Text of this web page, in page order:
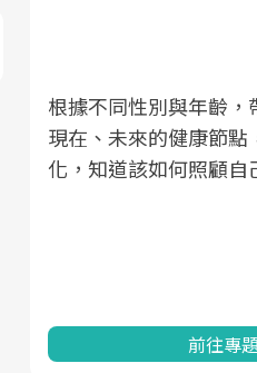
根據不同性別與年齡，
現在、未來的健康節點
化，知道該如何照顧自
前往專